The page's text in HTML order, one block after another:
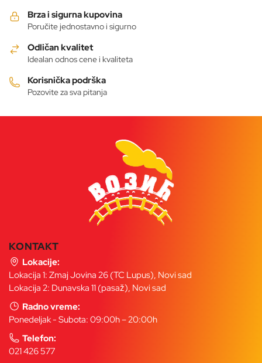
biti
stranici
proizvoda.
Brza i sigurna kupovina
Poručite jednostavno i sigurno
Odličan kvalitet
Idealan odnos cene i kvaliteta
Korisnička podrška
Pozovite za sva pitanja
KONTAKT
Lokacije:
Lokacija 1: Zmaj Jovina 26 (TC Lupus), Novi sad
Lokacija 2: Dunavska 11 (pasaž), Novi sad
Radno vreme:
Ponedeljak - Subota: 09:00h – 20:00h
Telefon:
021 426 577